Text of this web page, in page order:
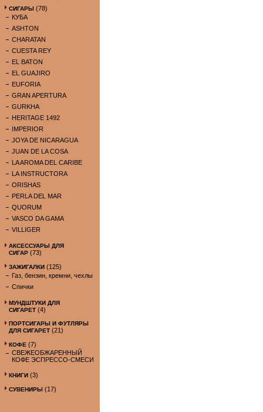
СИГАРЫ (78)
КУБА
ASHTON
CHARATAN
CUESTA REY
EL BATON
EL GUAJIRO
EUFORIA
GRAN APERTURA
GURKHA
HERITAGE 1492
IMPERIOR
JOYA DE NICARAGUA
JUAN DE LA COSA
LA AROMA DEL CARIBE
LA INSTRUCTORA
ORISHAS
PERLA DEL MAR
QUORUM
VASCO DA GAMA
VILLIGER
АКСЕССУАРЫ ДЛЯ
СИГАР (73)
ЗАЖИГАЛКИ (125)
Газ, бензин, кремни, чехлы
Спички
МУНДШТУКИ ДЛЯ
СИГАРЕТ (4)
ПОРТСИГАРЫ И ФУТЛЯРЫ
ДЛЯ СИГАРЕТ (21)
КОФЕ (7)
СВЕЖЕОБЖАРЕННЫЙ
КОФЕ ЭСПРЕССО-СМЕСИ
КНИГИ (3)
СУВЕНИРЫ (17)